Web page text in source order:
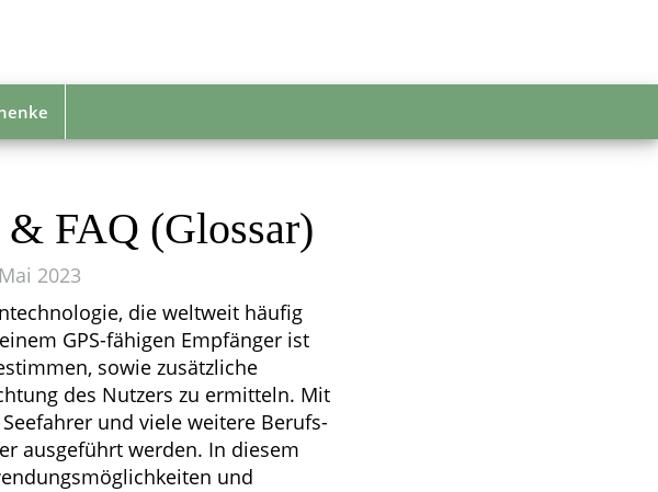
FAQ (Glossar)
2023
die weltweit häufig
GPS-fähigen Empfänger ist
sowie zusätzliche
des Nutzers zu ermitteln. Mit
und viele weitere Berufs-
ausgeführt werden. In diesem
und